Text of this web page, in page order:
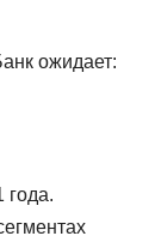
ожидает:
года.